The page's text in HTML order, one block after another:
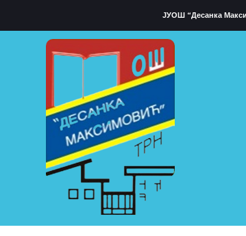
ЈУОШ “Десанка